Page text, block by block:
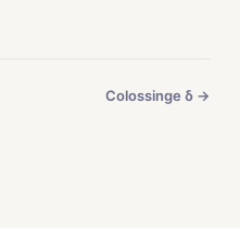
Colossinge δ →